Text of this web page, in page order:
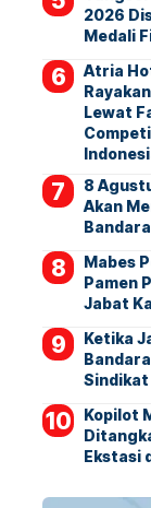
2026
Medali
Atria
Lewat
8
Akan
Mabes
Pamen
Jabat
Ketika
Kopilot
Ekstasi